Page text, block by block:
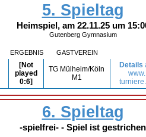
5. Spieltag
Heimspiel, am 22.11.25 um
Gutenberg Gymnasium
ERGEBNIS GASTVEREIN
[Not
played
0:6]
TG Mülheim/Köln
M1
Details
www.
6. Spieltag
-spielfrei- - Spiel ist gestrichen